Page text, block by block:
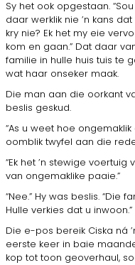
Sy het ook opgestaan.
daar werklik nie ’n kans
kry nie? Ek het my eie
kom en gaan.” Dat daar
familie in hulle huis tuis te
wat haar onseker maak.
Die man aan die oorkant
beslis geskud.
“As u weet hoe
oomblik twyfel aan die
“Ek het ’n stewige
van ongemaklike paaie.”
“Nee.” Hy was beslis. “Die
Hulle verkies dat u inwoon.”
Die e-pos bereik Ciska ná
eerste keer in baie
kop tot toon geoverhaul,